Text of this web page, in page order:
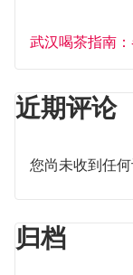
武汉喝茶指南
近期评论
您尚未收到任何
归档